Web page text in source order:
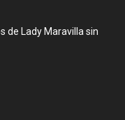
de Lady Maravilla sin